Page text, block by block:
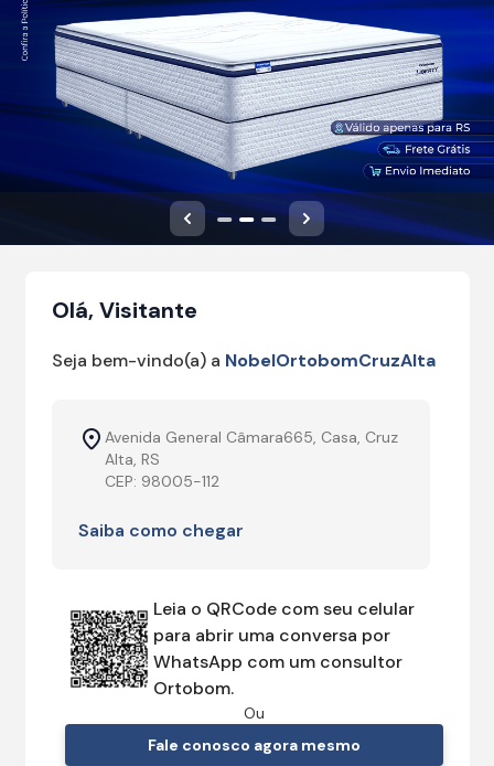
Anterior Próximo
Olá, Visitante
Seja bem-vindo(a) a NobelOrtobomCruzAlta
Avenida General Câmara665, Casa, Cruz
Alta, RS
CEP: 98005-112
Saiba como chegar
Leia o QRCode com seu celular
para abrir uma conversa por
WhatsApp com um consultor
Ortobom.
Ou
Fale conosco agora mesmo